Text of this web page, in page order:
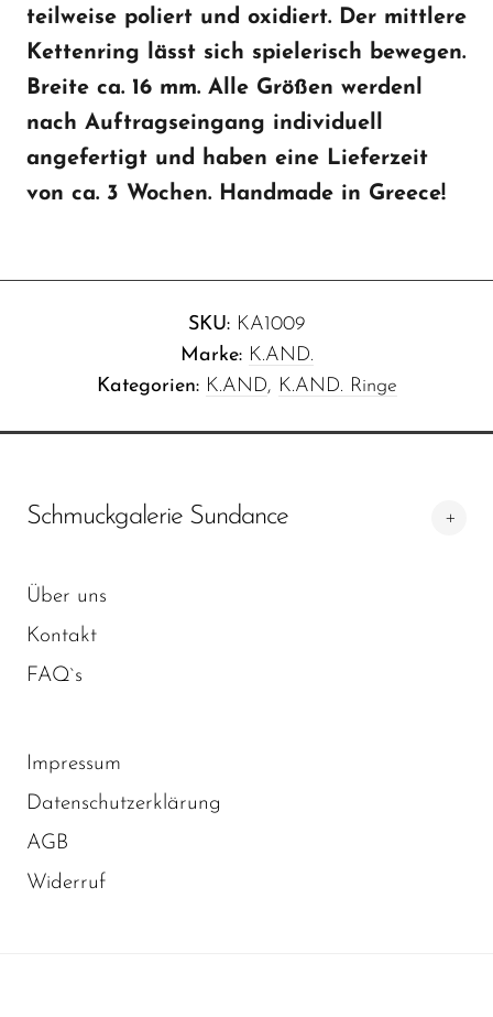
teilweise poliert und oxidiert. Der mittlere
Kettenring lässt sich spielerisch bewegen.
Breite ca. 16 mm. Alle Größen werdenl
nach Auftragseingang individuell
angefertigt und haben eine Lieferzeit
von ca. 3 Wochen. Handmade in Greece!
SKU: KA1009
Marke: K.AND.
Kategorien: K.AND, K.AND. Ringe
Schmuckgalerie Sundance
Über uns
Kontakt
FAQ`s
Impressum
Datenschutzerklärung
AGB
Widerruf